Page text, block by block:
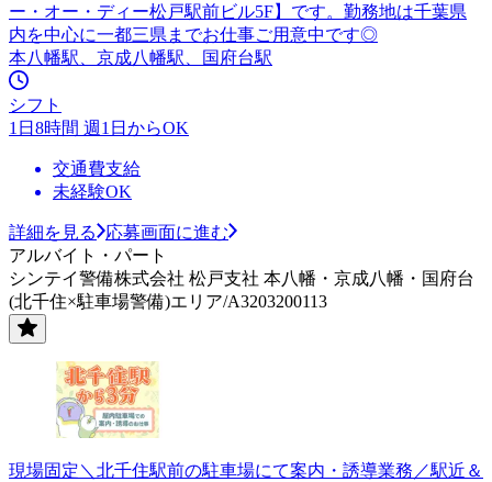
ー・オー・ディー松戸駅前ビル5F】です。勤務地は千葉県
内を中心に一都三県までお仕事ご用意中です◎
本八幡駅、京成八幡駅、国府台駅
シフト
1日8時間 週1日からOK
交通費支給
未経験OK
詳細を見る
応募画面に進む
アルバイト・パート
シンテイ警備株式会社 松戸支社 本八幡・京成八幡・国府台
(北千住×駐車場警備)エリア/A3203200113
現場固定＼北千住駅前の駐車場にて案内・誘導業務／駅近＆